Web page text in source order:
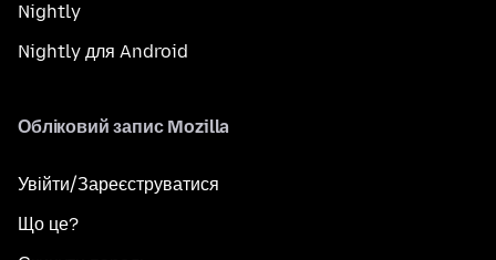
Nightly
Nightly для Android
Обліковий запис Mozilla
Увійти/Зареєструватися
Що це?